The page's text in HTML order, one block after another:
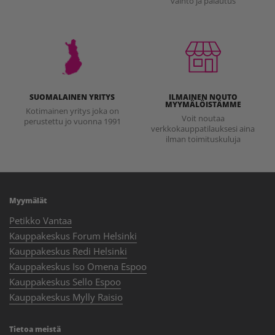
SUOMALAINEN YRITYS
Kotimainen yritys joka on
perustettu jo vuonna 1991
ILMAINEN NOUTO
MYYMÄLÖISTÄMME
Voit noutaa
verkkokauppatilauksesi aina
ilman toimituskuluja
Myymälät
Petikko Vantaa
Kauppakeskus Forum Helsinki
Kauppakeskus Redi Helsinki
Kauppakeskus Iso Omena Espoo
Kauppakeskus Sello Espoo
Kauppakeskus Mylly Raisio
Tietoa meistä